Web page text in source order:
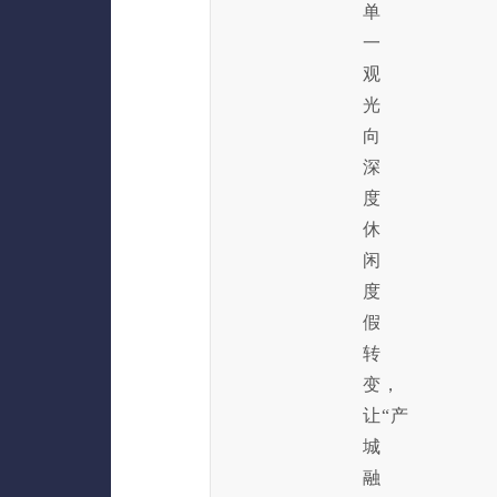
单
一
观
光
向
深
度
休
闲
度
假
转
变，
让“产
城
融